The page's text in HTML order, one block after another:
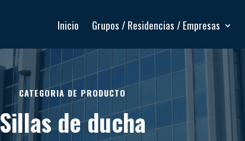
Inicio Grupos / Residencias / Empresas
CATEGORIA DE PRODUCTO
Sillas de ducha